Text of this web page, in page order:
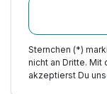
Sternchen (*)
nicht an Dritte. Mit
akzeptierst Du